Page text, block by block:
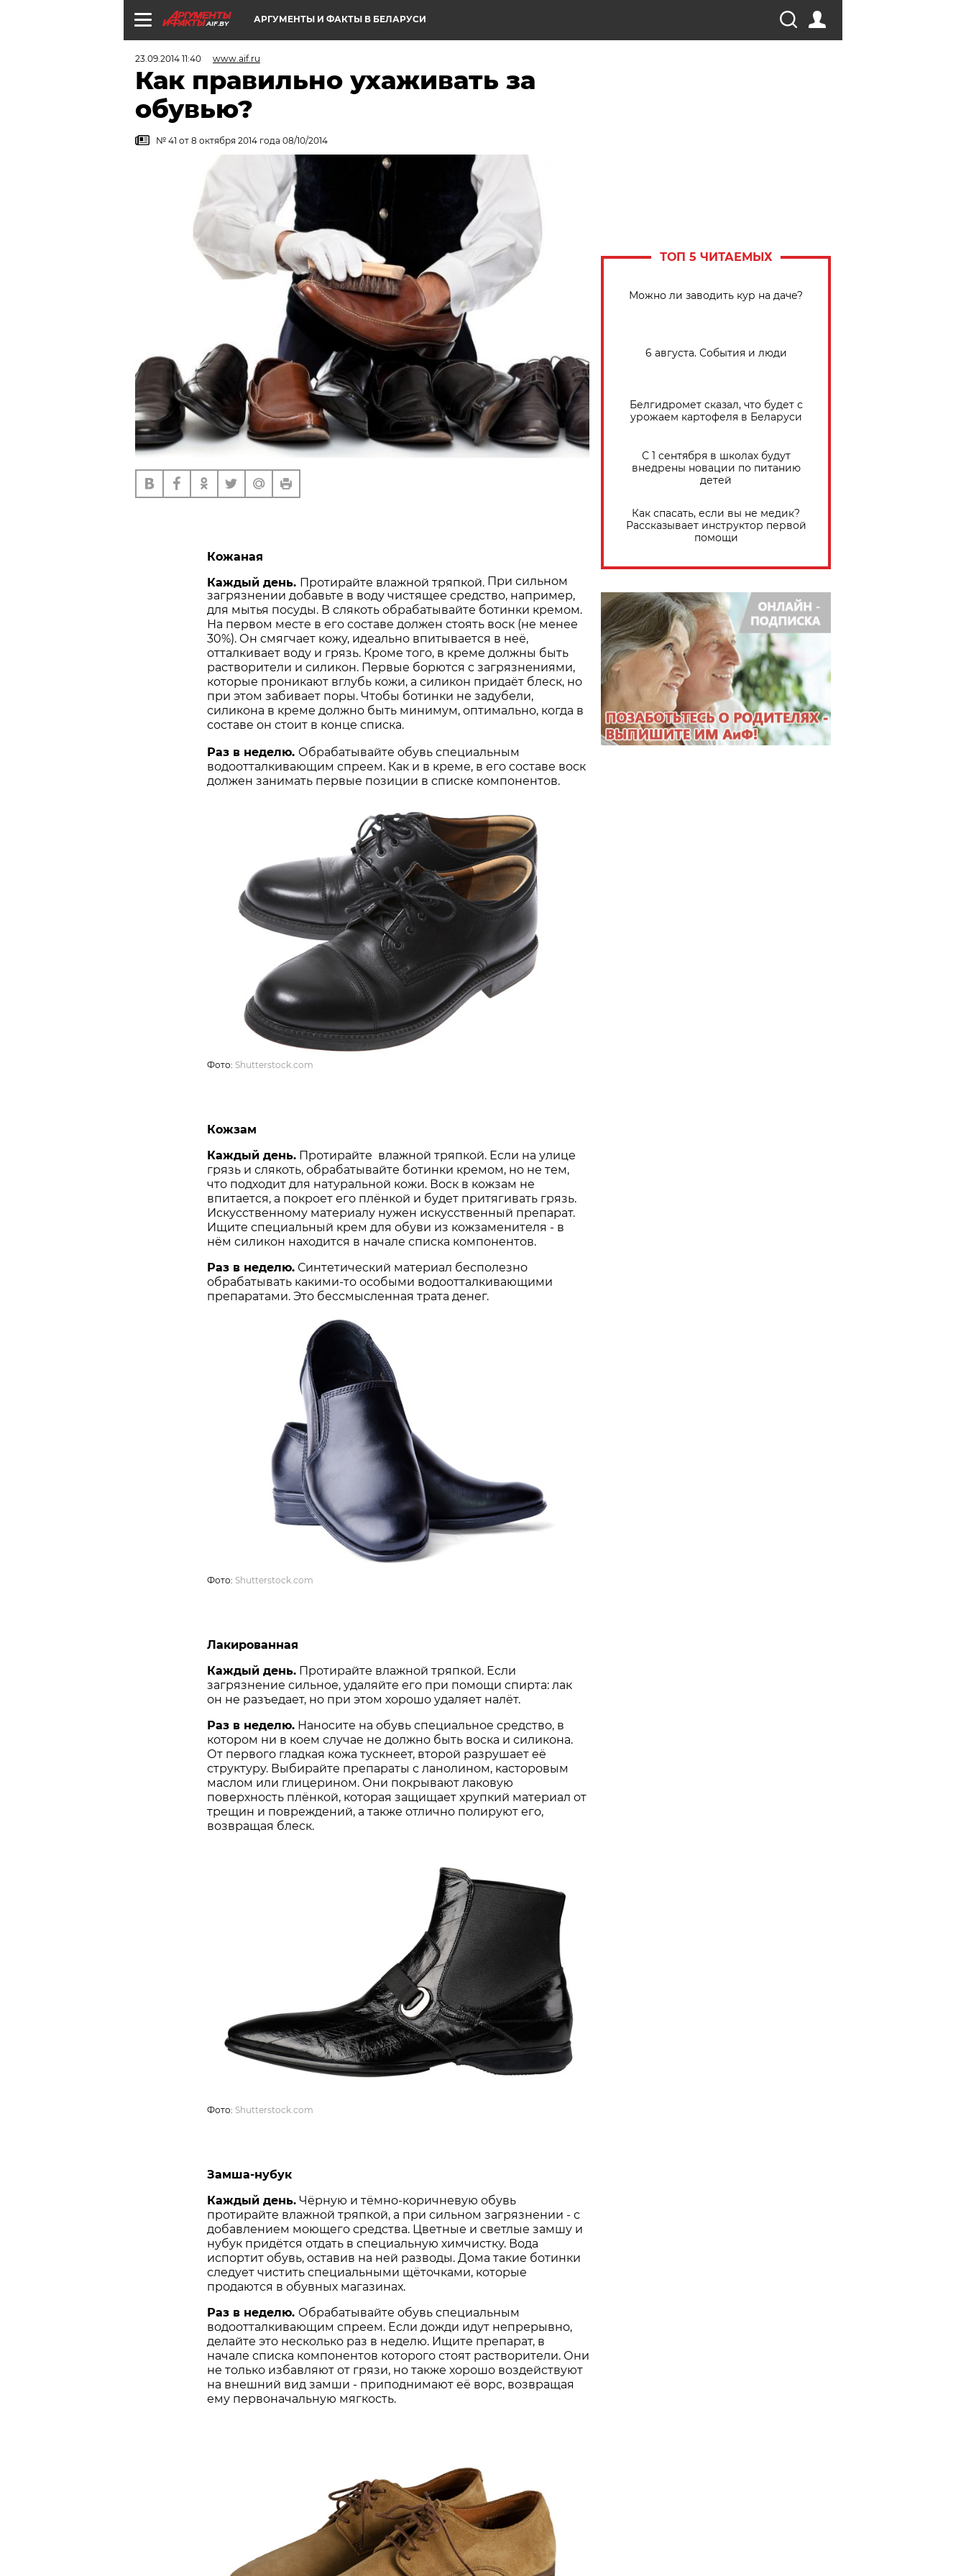
AIF.BY АРГУМЕНТЫ И ФАКТЫ В БЕЛАРУСИ
23.09.2014 11:40 www.aif.ru
Как правильно ухаживать за
обувью?
№ 41 от 8 октября 2014 года 08/10/2014
Кожаная
Каждый день. Протирайте влажной тряпкой. При сильном
загрязнении добавьте в воду чистящее средство, например,
для мытья посуды. В слякоть обрабатывайте ботинки кремом.
На первом месте в его составе должен стоять воск (не менее
30%). Он смягчает кожу, идеально впитывается в неё,
отталкивает воду и грязь. Кроме того, в креме должны быть
растворители и силикон. Первые борются с загрязнениями,
которые проникают вглубь кожи, а силикон придаёт блеск, но
при этом забивает поры. Чтобы ботинки не задубели,
силикона в креме должно быть минимум, оптимально, когда в
составе он стоит в конце списка.
Раз в неделю. Обрабатывайте обувь специальным
водоотталкивающим спреем. Как и в креме, в его составе воск
должен занимать первые позиции в списке компонентов.
Фото: Shutterstock.com
Кожзам
Каждый день. Протирайте влажной тряпкой. Если на улице
грязь и слякоть, обрабатывайте ботинки кремом, но не тем,
что подходит для натуральной кожи. Воск в кожзам не
впитается, а покроет его плёнкой и будет притягивать грязь.
Искусственному материалу нужен искусственный препарат.
Ищите специальный крем для обуви из кожзаменителя - в
нём силикон находится в начале списка компонентов.
Раз в неделю. Синтетический материал бесполезно
обрабатывать какими-то особыми водоотталкивающими
препаратами. Это бессмысленная трата денег.
Фото: Shutterstock.com
Лакированная
Каждый день. Протирайте влажной тряпкой. Если
загрязнение сильное, удаляйте его при помощи спирта: лак
он не разъедает, но при этом хорошо удаляет налёт.
Раз в неделю. Наносите на обувь специальное средство, в
котором ни в коем случае не должно быть воска и силикона.
От первого гладкая кожа тускнеет, второй разрушает её
структуру. Выбирайте препараты с ланолином, касторовым
маслом или глицерином. Они покрывают лаковую
поверхность плёнкой, которая защищает хрупкий материал от
трещин и повреждений, а также отлично полируют его,
возвращая блеск.
Фото: Shutterstock.com
Замша-нубук
Каждый день. Чёрную и тёмно-коричневую обувь
протирайте влажной тряпкой, а при сильном загрязнении - с
добавлением моющего средства. Цветные и светлые замшу и
нубук придётся отдать в специальную химчистку. Вода
испортит обувь, оставив на ней разводы. Дома такие ботинки
следует чистить специальными щёточками, которые
продаются в обувных магазинах.
Раз в неделю. Обрабатывайте обувь специальным
водоотталкивающим спреем. Если дожди идут непрерывно,
делайте это несколько раз в неделю. Ищите препарат, в
начале списка компонентов которого стоят раст­ворители. Они
не только избавляют от грязи, но также хорошо воздействуют
на внешний вид замши - приподнимают её ворс, возвращая
ему первоначальную мягкость.
ТОП 5 ЧИТАЕМЫХ
Можно ли заводить кур на даче?
6 августа. События и люди
Белгидромет сказал, что будет с
урожаем картофеля в Беларуси
С 1 сентября в школах будут
внедрены новации по питанию
детей
Как спасать, если вы не медик?
Рассказывает инструктор первой
помощи